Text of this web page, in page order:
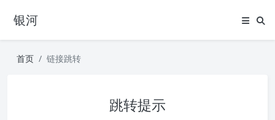
银河
首页 链接跳转
跳转提示